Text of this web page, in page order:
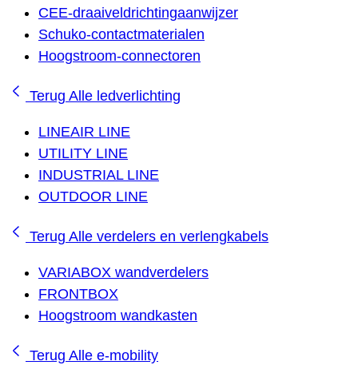
CEE-draaiveldrichtingaanwijzer
Schuko-contactmaterialen
Hoogstroom-connectoren
Terug Alle ledverlichting
LINEAIR LINE
UTILITY LINE
INDUSTRIAL LINE
OUTDOOR LINE
Terug Alle verdelers en verlengkabels
VARIABOX wandverdelers
FRONTBOX
Hoogstroom wandkasten
Terug Alle e-mobility